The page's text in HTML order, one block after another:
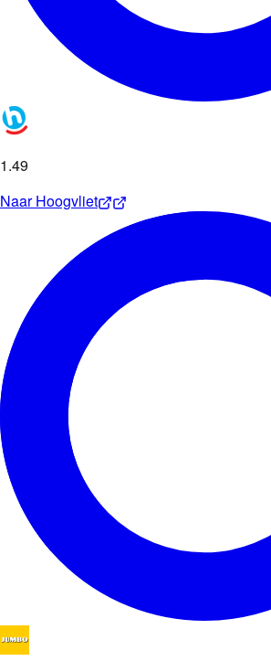
1.49
NaarHoogvliet